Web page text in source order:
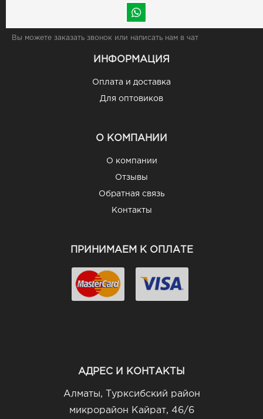
Вы можете заказать звонок или написать нам в чат
ИНФОРМАЦИЯ
Оплата и доставка
Для оптовиков
О КОМПАНИИ
О компании
Отзывы
Обратная связь
Контакты
ПРИНИМАЕМ К ОПЛАТЕ
АДРЕС И КОНТАКТЫ
Алматы, Турксибский район
микрорайон Кайрат, 46/6